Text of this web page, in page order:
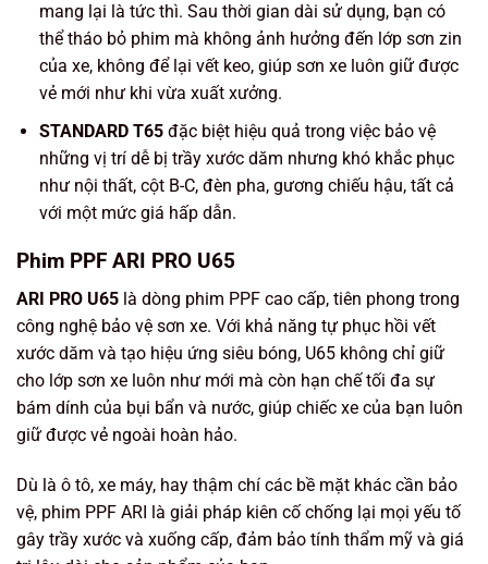
mang lại là tức thì. Sau thời gian dài sử dụng, bạn có
thể tháo bỏ phim mà không ảnh hưởng đến lớp sơn zin
của xe, không để lại vết keo, giúp sơn xe luôn giữ được
vẻ mới như khi vừa xuất xưởng.
STANDARD T65đặc biệt hiệu quả trong việc bảo vệ
những vị trí dễ bị trầy xước dăm nhưng khó khắc phục
như nội thất, cột B-C, đèn pha, gương chiếu hậu, tất cả
với một mức giá hấp dẫn.
Phim PPF ARI PRO U65
ARI PRO U65 là dòng phim PPF cao cấp, tiên phong trong
công nghệ bảo vệ sơn xe. Với khả năng tự phục hồi vết
xước dăm và tạo hiệu ứng siêu bóng, U65 không chỉ giữ
cho lớp sơn xe luôn như mới mà còn hạn chế tối đa sự
bám dính của bụi bẩn và nước, giúp chiếc xe của bạn luôn
giữ được vẻ ngoài hoàn hảo.
Dù là ô tô, xe máy, hay thậm chí các bề mặt khác cần bảo
vệ, phim PPF ARI là giải pháp kiên cố chống lại mọi yếu tố
gây trầy xước và xuống cấp, đảm bảo tính thẩm mỹ và giá